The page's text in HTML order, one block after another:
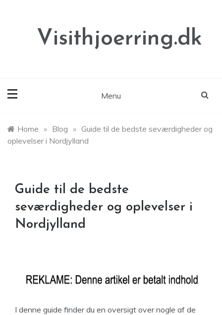
Visithjoerring.dk
Menu
Home » Blog » Guide til de bedste seværdigheder og
oplevelser i Nordjylland
Guide til de bedste
seværdigheder og oplevelser i
Nordjylland
I denne guide finder du en oversigt over nogle af de